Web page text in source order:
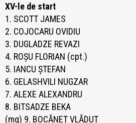
XV-le de start
1. SCOTT JAMES
2. COJOCARU OVIDIU
3. DUGLADZE REVAZI
4. ROȘU FLORIAN (cpt.)
5. IANCU ȘTEFAN
6. GELASHVILI NUGZAR
7. ALEXE ALEXANDRU
8. BITSADZE BEKA
(mg) 9. BOCĂNEȚ VLĂDUȚ